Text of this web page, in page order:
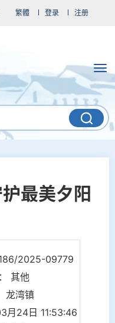
繁體 登录 注册
最美夕阳
2025-09779
其他
龙湾镇
月24日 11:53:46